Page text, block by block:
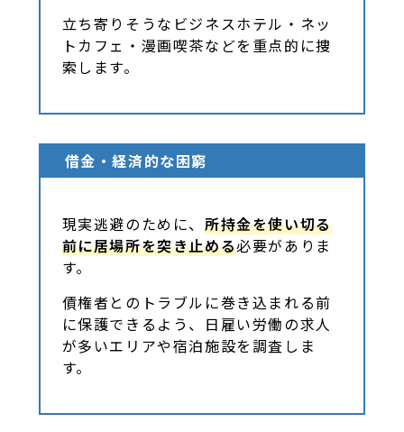
立ち寄りそうなビジネスホテル・ネッ
トカフェ・漫画喫茶などを重点的に捜
索します。
借金・経済的な困窮
現実逃避のために、 所持金を使い切る
前に居場所を突き止める必要がありま
す。
債権者とのトラブルに巻き込まれる前
に保護できるよう、日雇い労働の求人
が多いエリアや宿泊施設を調査しま
す。